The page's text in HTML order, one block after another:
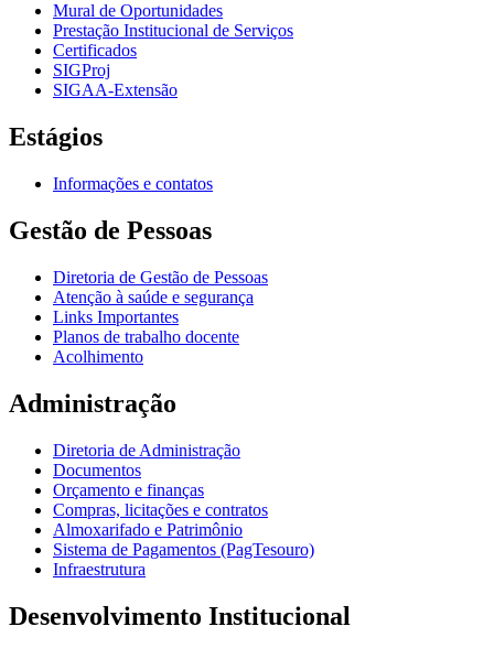
Mural de Oportunidades
Prestação Institucional de Serviços
Certificados
SIGProj
SIGAA-Extensão
Estágios
Informações e contatos
Gestão de Pessoas
Diretoria de Gestão de Pessoas
Atenção à saúde e segurança
Links Importantes
Planos de trabalho docente
Acolhimento
Administração
Diretoria de Administração
Documentos
Orçamento e finanças
Compras, licitações e contratos
Almoxarifado e Patrimônio
Sistema de Pagamentos (PagTesouro)
Infraestrutura
Desenvolvimento Institucional